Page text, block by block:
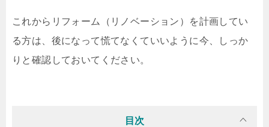
これからリフォーム（リノベーション）を計画してい
る方は、後になって慌てなくていいように今、しっか
りと確認しておいてください。
目次